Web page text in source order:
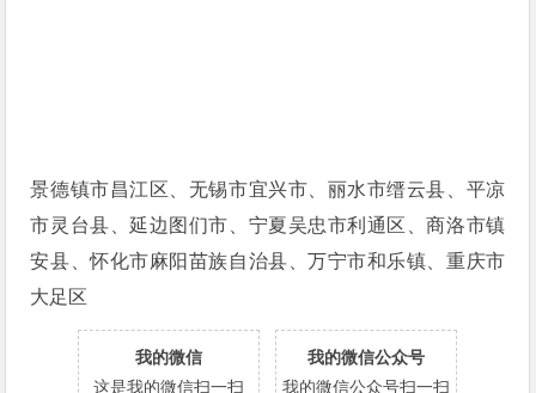
景德镇市昌江区、无锡市宜兴市、丽水市缙云县、平凉
市灵台县、延边图们市、宁夏吴忠市利通区、商洛市镇
安县、怀化市麻阳苗族自治县、万宁市和乐镇、重庆市
大足区
我的微信
这是我的微信扫一扫
我的微信公众号
我的微信公众号扫一扫